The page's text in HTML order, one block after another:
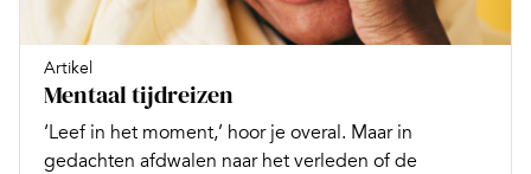
Artikel
Mentaal tijdreizen
‘Leef in het moment,’ hoor je overal. Maar in
gedachten afdwalen naar het verleden of de